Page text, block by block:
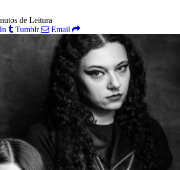
de Leitura
Tumblr Email